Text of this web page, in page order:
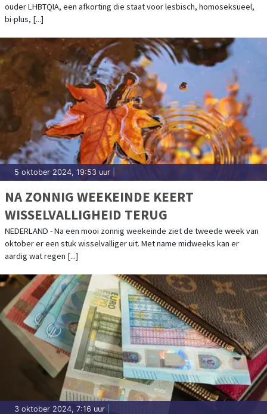
ouder LHBTQIA, een afkorting die staat voor lesbisch, homoseksueel,
bi-plus, [...]
5 oktober 2024, 19:53 uur
NA ZONNIG WEEKEINDE KEERT
WISSELVALLIGHEID TERUG
NEDERLAND - Na een mooi zonnig weekeinde ziet de tweede week van
oktober er een stuk wisselvalliger uit. Met name midweeks kan er
aardig wat regen [...]
3 oktober 2024, 7:16 uur